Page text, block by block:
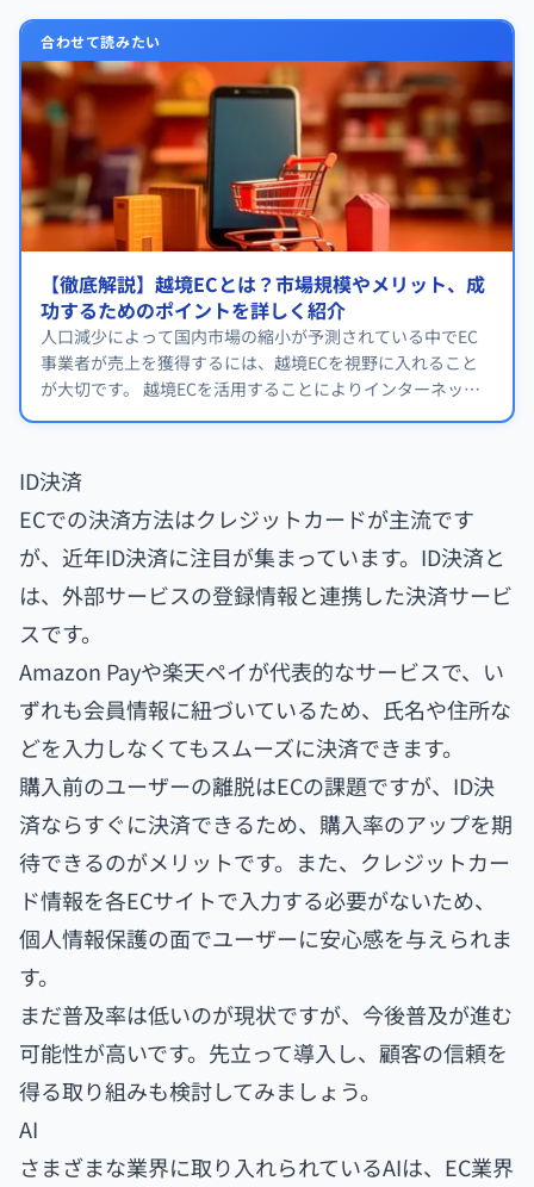
合わせて読みたい
【徹底解説】越境ECとは？市場規模やメリット、成
功するためのポイントを詳しく紹介
人口減少によって国内市場の縮小が予測されている中でEC
事業者が売上を獲得するには、越境ECを視野に入れること
が大切です。 越境ECを活用することによりインターネット
ID決済
ECでの決済方法はクレジットカードが主流です
が、近年ID決済に注目が集まっています。ID決済と
は、外部サービスの登録情報と連携した決済サービ
スです。
Amazon Payや楽天ペイが代表的なサービスで、い
ずれも会員情報に紐づいているため、氏名や住所な
どを入力しなくてもスムーズに決済できます。
購入前のユーザーの離脱はECの課題ですが、ID決
済ならすぐに決済できるため、購入率のアップを期
待できるのがメリットです。また、クレジットカー
ド情報を各ECサイトで入力する必要がないため、
個人情報保護の面でユーザーに安心感を与えられま
す。
まだ普及率は低いのが現状ですが、今後普及が進む
可能性が高いです。先立って導入し、顧客の信頼を
得る取り組みも検討してみましょう。
AI
さまざまな業界に取り入れられているAIは、EC業界